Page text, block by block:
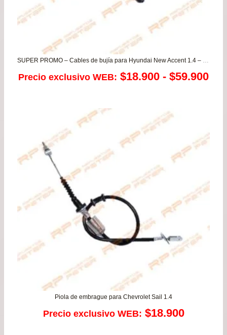
Precio exclusivo WEB: $18.900 - $59.900
Piola de embrague para Chevrolet Sail 1.4
Precio exclusivo WEB: $18.900